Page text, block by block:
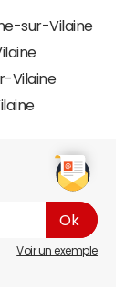
sur-Vilaine
Vilaine
Voir un exemple